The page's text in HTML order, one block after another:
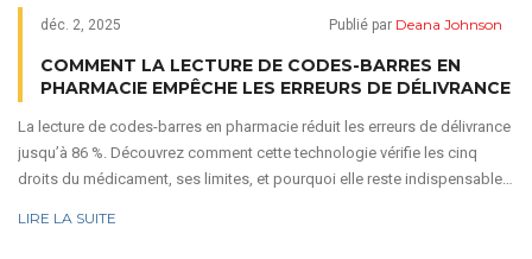
déc. 2, 2025 Publié par Deana Johnson
COMMENT LA LECTURE DE CODES-BARRES EN
PHARMACIE EMPÊCHE LES ERREURS DE DÉLIVRANCE
La lecture de codes-barres en pharmacie réduit les erreurs de délivrance
jusqu’à 86 %. Découvrez comment cette technologie vérifie les cinq
droits du médicament, ses limites, et pourquoi elle reste indispensable
LIRE LA SUITE